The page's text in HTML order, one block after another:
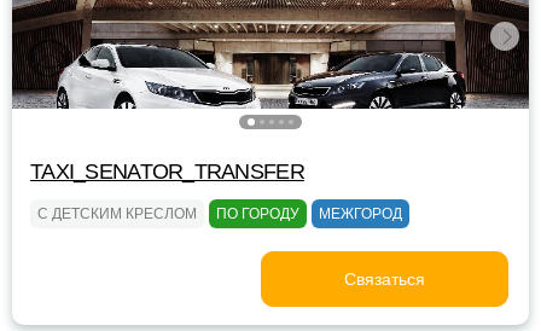
TAXI_SENATOR_TRANSFER
С ДЕТСКИМ КРЕСЛОМ ПО ГОРОДУ МЕЖГОРОД
Связаться